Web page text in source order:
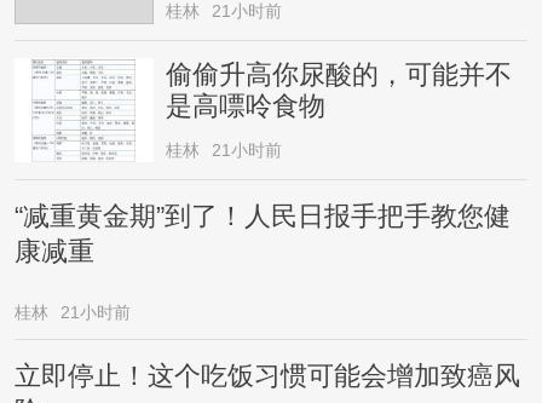
桂林 21小时前
偷偷升高你尿酸的，可能并不
是高嘌呤食物
桂林 21小时前
“减重黄金期”到了！人民日报手把手教您健
康减重
桂林 21小时前
立即停止！这个吃饭习惯可能会增加致癌风